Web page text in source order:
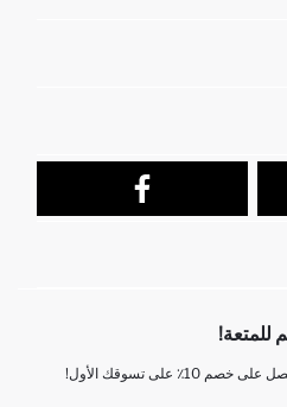
للمتعة!
على تسوقك الأول!